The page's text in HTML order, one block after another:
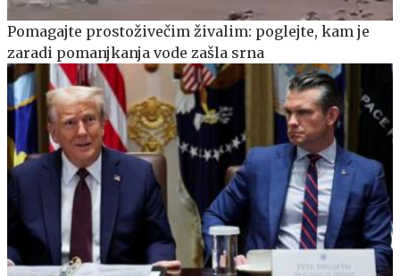
Pomagajte prostoživečim živalim: poglejte, kam je
zaradi pomanjkanja vode zašla srna